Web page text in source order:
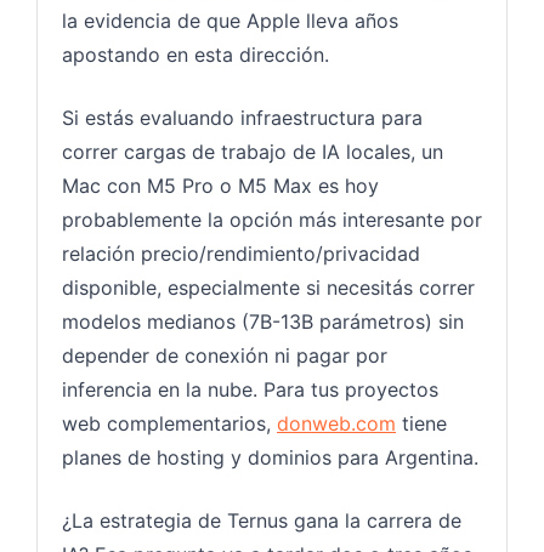
la evidencia de que Apple lleva años
apostando en esta dirección.
Si estás evaluando infraestructura para
correr cargas de trabajo de IA locales, un
Mac con M5 Pro o M5 Max es hoy
probablemente la opción más interesante por
relación precio/rendimiento/privacidad
disponible, especialmente si necesitás correr
modelos medianos (7B-13B parámetros) sin
depender de conexión ni pagar por
inferencia en la nube. Para tus proyectos
web complementarios, donweb.com tiene
planes de hosting y dominios para Argentina.
¿La estrategia de Ternus gana la carrera de